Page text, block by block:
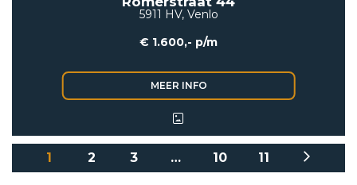
5911 HV, Venlo
€ 1.600,- p/m
1 2 3 … 10 11